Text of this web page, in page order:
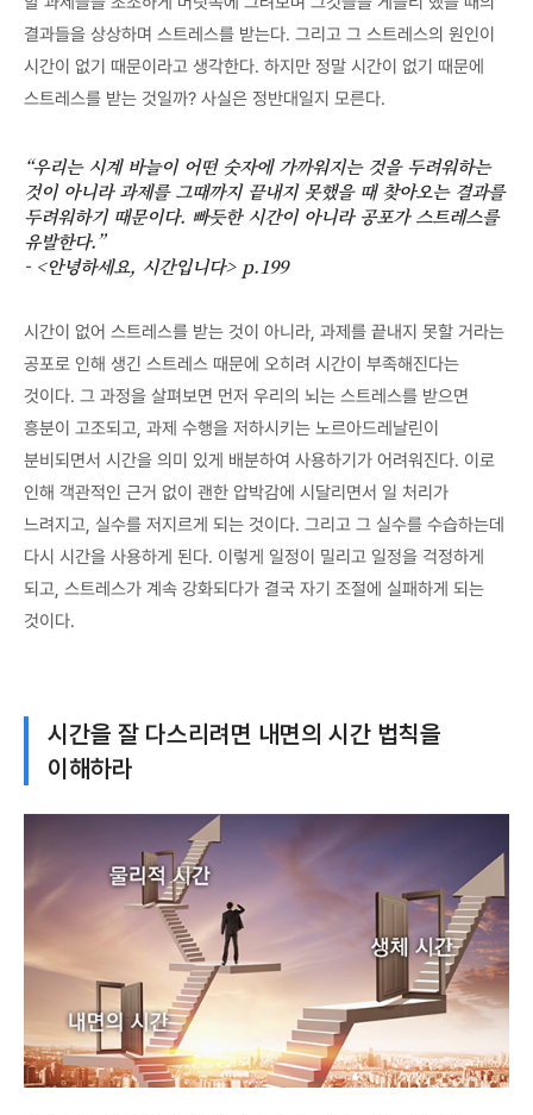
결과들을 상상하며 스트레스를 받는다. 그리고 그 스트레스의 원인이
시간이 없기 때문이라고 생각한다. 하지만 정말 시간이 없기 때문에
스트레스를 받는 것일까? 사실은 정반대일지 모른다.
“우리는 시계 바늘이 어떤 숫자에 가까워지는 것을 두려워하는
것이 아니라 과제를 그때까지 끝내지 못했을 때 찾아오는 결과를
두려워하기 때문이다. 빠듯한 시간이 아니라 공포가 스트레스를
유발한다.”
- <안녕하세요, 시간입니다> p.199
시간이 없어 스트레스를 받는 것이 아니라, 과제를 끝내지 못할 거라는
공포로 인해 생긴 스트레스 때문에 오히려 시간이 부족해진다는
것이다. 그 과정을 살펴보면 먼저 우리의 뇌는 스트레스를 받으면
흥분이 고조되고, 과제 수행을 저하시키는 노르아드레날린이
분비되면서 시간을 의미 있게 배분하여 사용하기가 어려워진다. 이로
인해 객관적인 근거 없이 괜한 압박감에 시달리면서 일 처리가
느려지고, 실수를 저지르게 되는 것이다. 그리고 그 실수를 수습하는데
다시 시간을 사용하게 된다. 이렇게 일정이 밀리고 일정을 걱정하게
되고, 스트레스가 계속 강화되다가 결국 자기 조절에 실패하게 되는
것이다.
시간을 잘 다스리려면 내면의 시간 법칙을
이해하라